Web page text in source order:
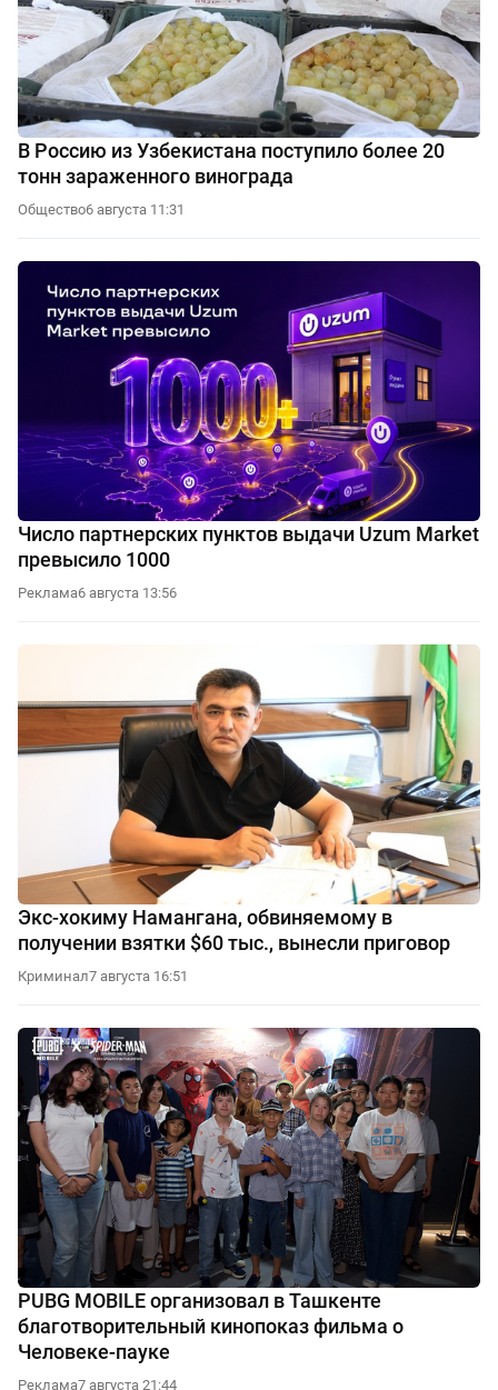
В Россию из Узбекистана поступило более 20
тонн зараженного винограда
Общество6 августа 11:31
Число партнерских пунктов выдачи Uzum Market
превысило 1000
Реклама6 августа 13:56
Экс-хокиму Намангана, обвиняемому в
получении взятки $60 тыс., вынесли приговор
Криминал7 августа 16:51
PUBG MOBILE организовал в Ташкенте
благотворительный кинопоказ фильма о
Человеке-пауке
Реклама7 августа 21:44